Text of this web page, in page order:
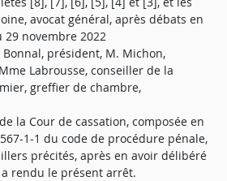
avocat général, après débats en
novembre 2022
président, M. Michon,
Labrousse, conseiller de la
greffier de chambre,
la Cour de cassation, composée en
1-1 du code de procédure pénale,
précités, après en avoir délibéré
rendu le présent arrêt.